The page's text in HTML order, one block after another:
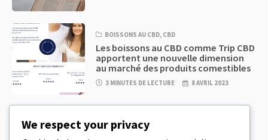
BOISSONS AU CBD, CBD
Les boissons au CBD comme Trip CBD
apportent une nouvelle dimension
au marché des produits comestibles
3 MINUTES DE LECTURE 8 AVRIL 2023
CBD EDIBLES
Pâte à biscuits au CBD et produits
We respect your privacy